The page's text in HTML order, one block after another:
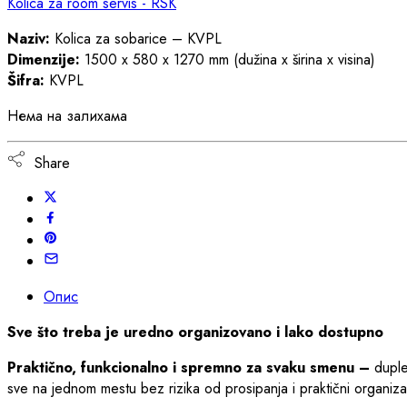
Naziv: Kolica za sobarice – KVPL
Dimenzije: 1500 x 580 x 1270 mm (dužina x širina x visina)
Šifra: KVPL
Нема на залихама
Share
Опис
Sve što treba je uredno organizovano i lako dostupno
Praktično, funkcionalno i spremno za svaku smenu –
sve na jednom mestu bez rizika od prosipanja i praktični